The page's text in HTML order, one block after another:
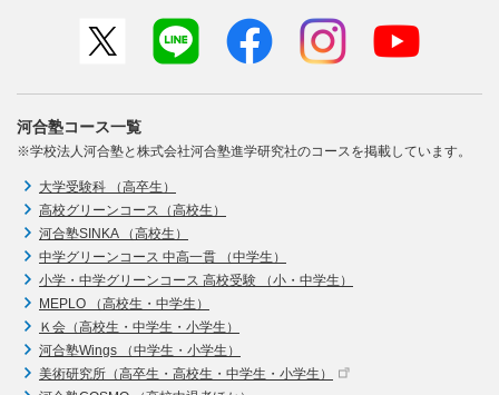
河合塾コース一覧
※学校法人河合塾と株式会社河合塾進学研究社のコースを掲載しています。
大学受験科 （高卒生）
高校グリーンコース（高校生）
河合塾SINKA （高校生）
中学グリーンコース 中高一貫 （中学生）
小学・中学グリーンコース 高校受験 （小・中学生）
MEPLO （高校生・中学生）
Ｋ会（高校生・中学生・小学生）
河合塾Wings （中学生・小学生）
美術研究所（高卒生・高校生・中学生・小学生）